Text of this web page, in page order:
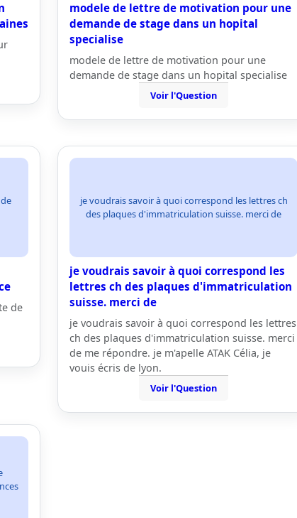
modele de lettre de motivation pour une
demande de stage dans un hopital
specialise
modele de lettre de motivation pour une
demande de stage dans un hopital specialise
Voir l'Question
de
je voudrais savoir à quoi correspond les lettres ch
des plaques d'immatriculation suisse. merci de
je voudrais savoir à quoi correspond les
lettres ch des plaques d'immatriculation
suisse. merci de
je voudrais savoir à quoi correspond les lettres
ch des plaques d'immatriculation suisse. merci
de me répondre. je m'apelle ATAK Célia, je
vouis écris de lyon.
Voir l'Question